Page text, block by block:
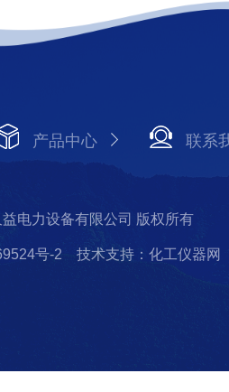
产品中心 联系
电力设备有限公司 版权所有
号-2
技术支持：化工仪器网